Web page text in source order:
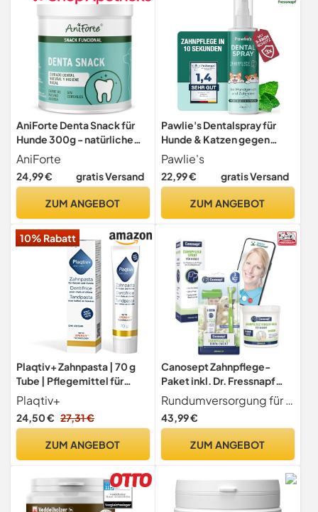
AniForte Denta Snack für
Hunde 300g - natürliche
Zahnpflege, gegen Hund
Mundgeruch,
Hundeleckerli für gesunde
Mundhygiene
getreidefrei
AniForte
24,99 € gratis Versand
ZUM ANGEBOT
Pawlie's Dentalspray für
Hunde & Katzen gegen
Mundgeruch & Zahnstein
Pawlie's
22,99 € gratis Versand
ZUM ANGEBOT
10% Rabatt
Plaqtiv+ Zahnpasta | 70 g
Tube | Pflegemittel für
Hunde und Katzen | kann zu
einer guten Maulhygiene
beitragen | kann dabei
von Zahnstein zu hemmen
Plaqtiv+
24,50 € 27,31 €
ZUM ANGEBOT
Canosept Zahnpflege-
Paket inkl. Dr. Fressnapf
Online-Tierarzt Beratung
für Hunde -
Hundezahnbürste –
Fingerlinge Hunde -
Zahnpflege
Rundumversorgung für eine optimale Zahn- und Maulhygiene Ihres Hundes - über 16 gespart!
43,99 €
ZUM ANGEBOT